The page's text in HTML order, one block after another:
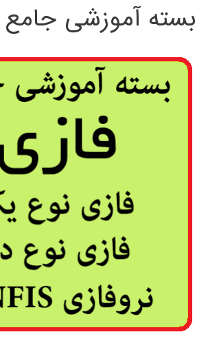
بسته آموزشی جامع